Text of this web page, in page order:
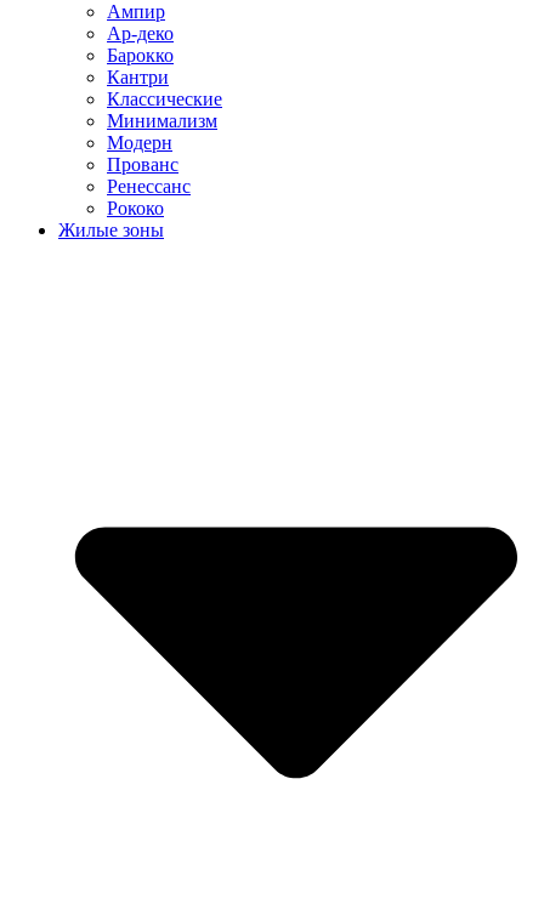
Ампир
Ар-деко
Барокко
Кантри
Классические
Минимализм
Модерн
Прованс
Ренессанс
Рококо
Жилые зоны